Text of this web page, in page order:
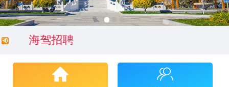
海驾招聘